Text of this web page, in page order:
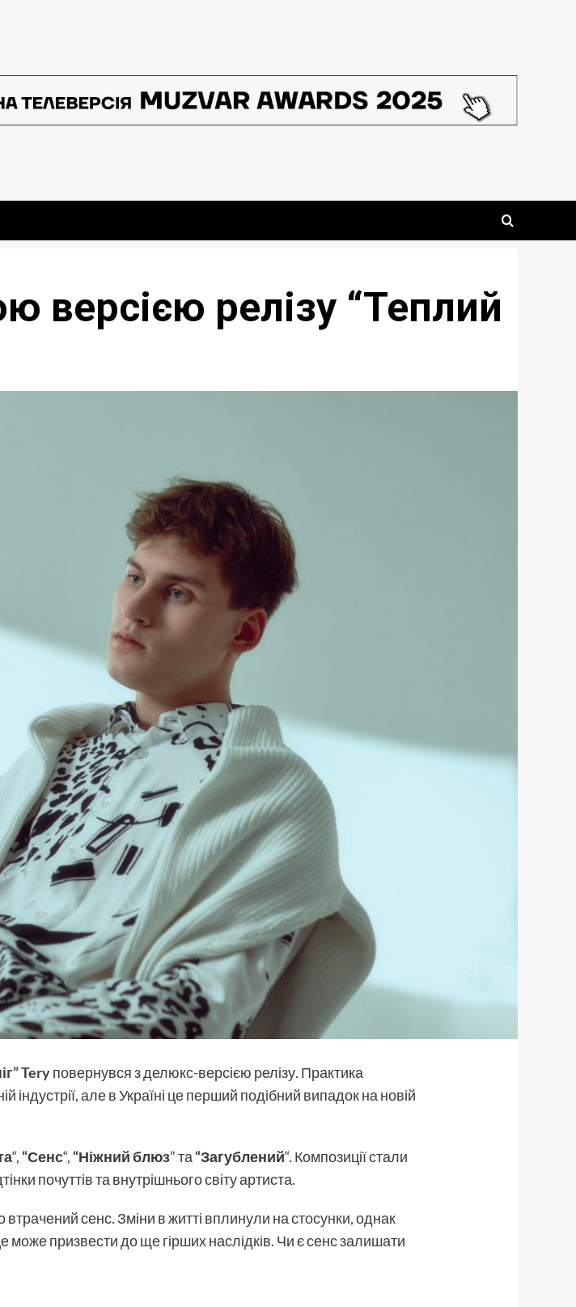
версією релізу “Теплий
Teryповернувся з делюкс-версією релізу. Практика
але в Україні це перший подібний випадок на новій
“, “Сенс“, “Ніжний блюз” та “Загублений“. Композиції стали
почуттів та внутрішнього світу артиста.
втрачений сенс. Зміни в житті вплинули настосунки, однак
може призвести до ще гірших наслідків. Чи є сенс залишати